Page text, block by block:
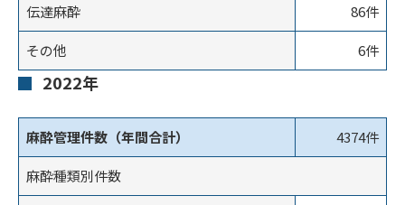
伝達麻酔 86件
その他 6件
2022年
麻酔管理件数（年間合計） 4374件
麻酔種類別件数